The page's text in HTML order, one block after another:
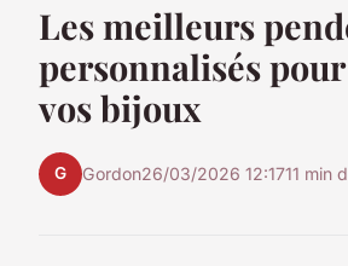
Les meilleurs
personnalisés
vos bijoux
G Gordon26/03/2026 12:1711 min